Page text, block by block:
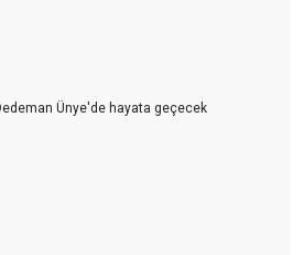
Ünye'de hayata geçecek